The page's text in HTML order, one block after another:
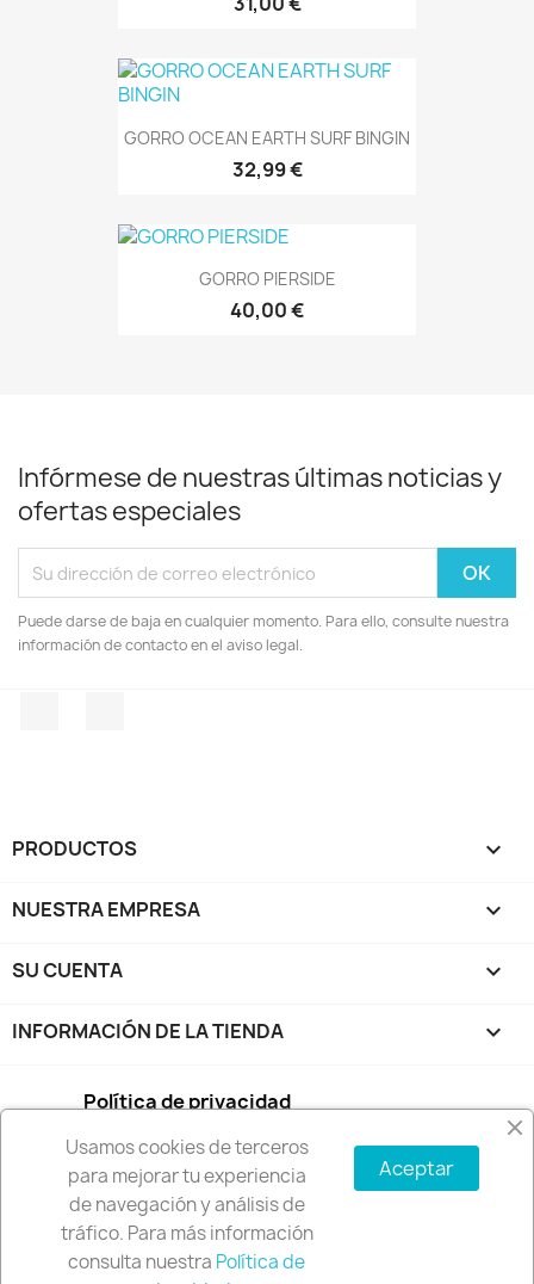
GORRO OCEAN EARTH SURF BINGIN
32,99 €
GORRO PIERSIDE
40,00 €
Infórmese de nuestras últimas noticias y
ofertas especiales
Puede darse de baja en cualquier momento. Para ello, consulte nuestra
información de contacto en el aviso legal.
PRODUCTOS 
NUESTRA EMPRESA 
SU CUENTA 
INFORMACIÓN DE LA TIENDA keyboard_arrow_down
Política de privacidad
Condiciones de compra
Política de envío y devoluciones
Usamos cookies de terceros
para mejorar tu experiencia
de navegación y análisis de
tráfico. Para más información
consulta nuestra Política de
Aceptar